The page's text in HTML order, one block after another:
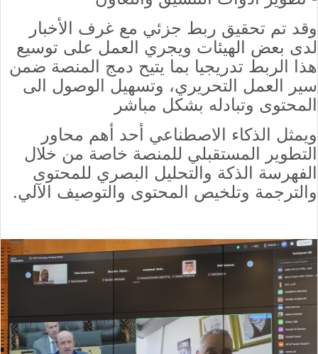
وقد تم تحقيق ربط جزئي مع غرف الأخبار
لدى بعض الهيئات ويجري العمل على توسيع
هذا الربط تدريجيا بما يتيح دمج المنصة ضمن
سير العمل التحريري، وتسهيل الوصول الى
المحتوى وتبادله بشكل مباشر
ويمثل الذكاء الاصطناعي أحد أهم محاور
التطوير المستقبلي للمنصة خاصة من خلال
الفهرسة الذكة والتحليل البصري للمحتوى
والترجمة وتلخيص المحتوى والتوصيف الآلي.